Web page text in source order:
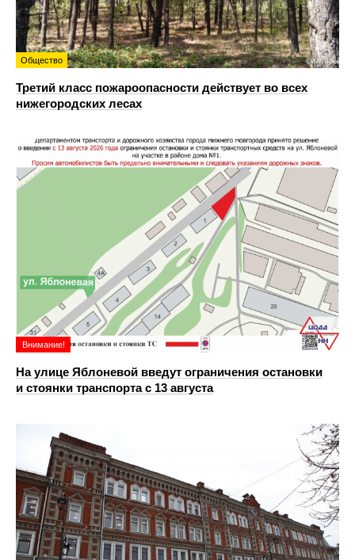
Общество
Третий класс пожароопасности действует во всех
нижегородских лесах
Внимание!
На улице Яблоневой введут ограничения остановки
и стоянки транспорта с 13 августа